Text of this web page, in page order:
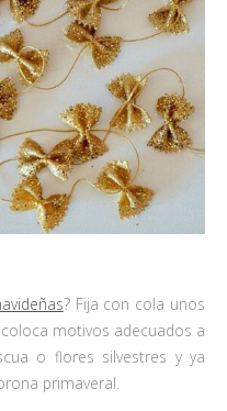
? Fija con cola unos
motivos adecuados a
o flores silvestres y ya
primaveral.